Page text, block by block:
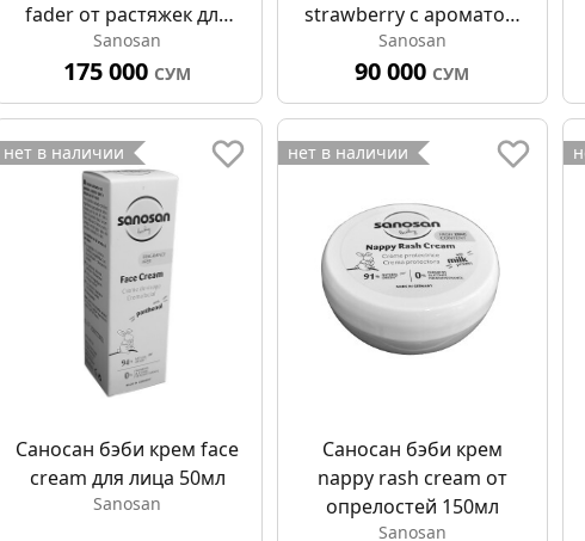
fader от растяжек для
беременных 75мл
Sanosan
175 000 СУМ
strawberry с ароматом
малины 2 в 1 400мл
Sanosan
90 000 СУМ
нет в наличии
Саносан бэби крем face
cream для лица 50мл
Sanosan
нет в наличии
Саносан бэби крем
nappy rash cream от
опрелостей 150мл
Sanosan